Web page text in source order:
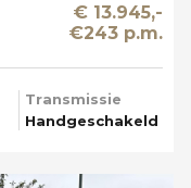
€ 13.945,-
€243 p.m.
Transmissie
Handgeschakeld